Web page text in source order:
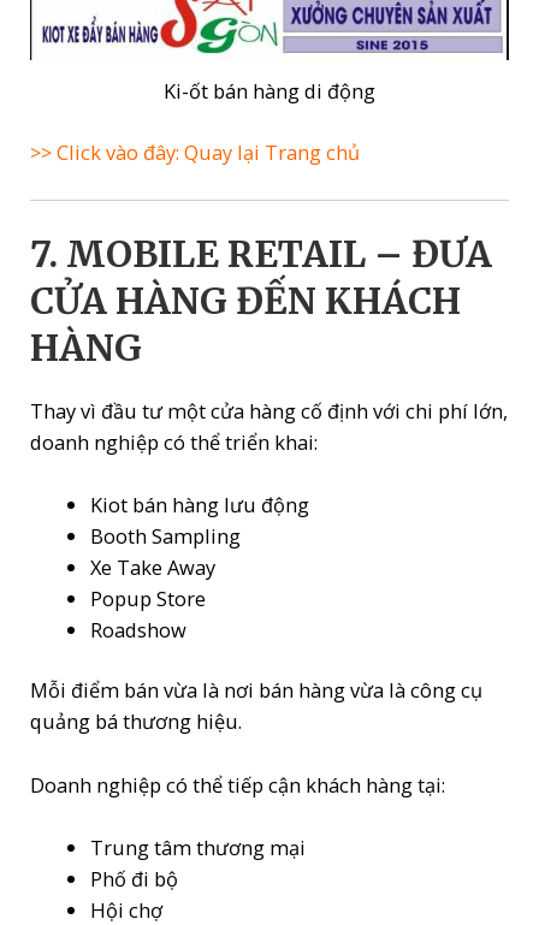
Ki-ốt bán hàng di động
>> Click vào đây: Quay lại Trang chủ
7. MOBILE RETAIL – ĐƯA
CỬA HÀNG ĐẾN KHÁCH
HÀNG
Thay vì đầu tư một cửa hàng cố định với chi phí lớn,
doanh nghiệp có thể triển khai:
Kiot bán hàng lưu động
Booth Sampling
Xe Take Away
Popup Store
Roadshow
Mỗi điểm bán vừa là nơi bán hàng vừa là công cụ
quảng bá thương hiệu.
Doanh nghiệp có thể tiếp cận khách hàng tại:
Trung tâm thương mại
Phố đi bộ
Hội chợ